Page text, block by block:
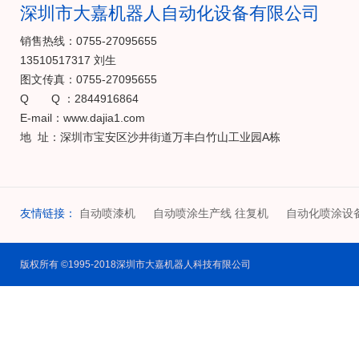
深圳市大嘉机器人自动化设备有限公司
销售热线：0755-27095655
13510517317 刘生
图文传真：0755-27095655
Q Q ：2844916864
E-mail：www.dajia1.com
地 址：深圳市宝安区沙井街道万丰白竹山工业园A栋
友情链接： 自动喷漆机 自动喷涂生产线 往复机 自动化喷涂设
版权所有 ©1995-2018深圳市大嘉机器人科技有限公司